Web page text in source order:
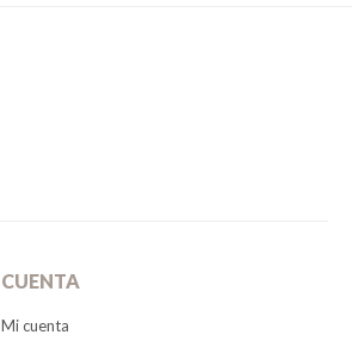
CUENTA
Mi cuenta